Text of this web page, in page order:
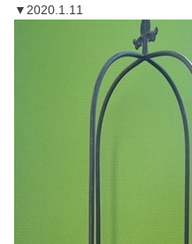
▼2020.1.11